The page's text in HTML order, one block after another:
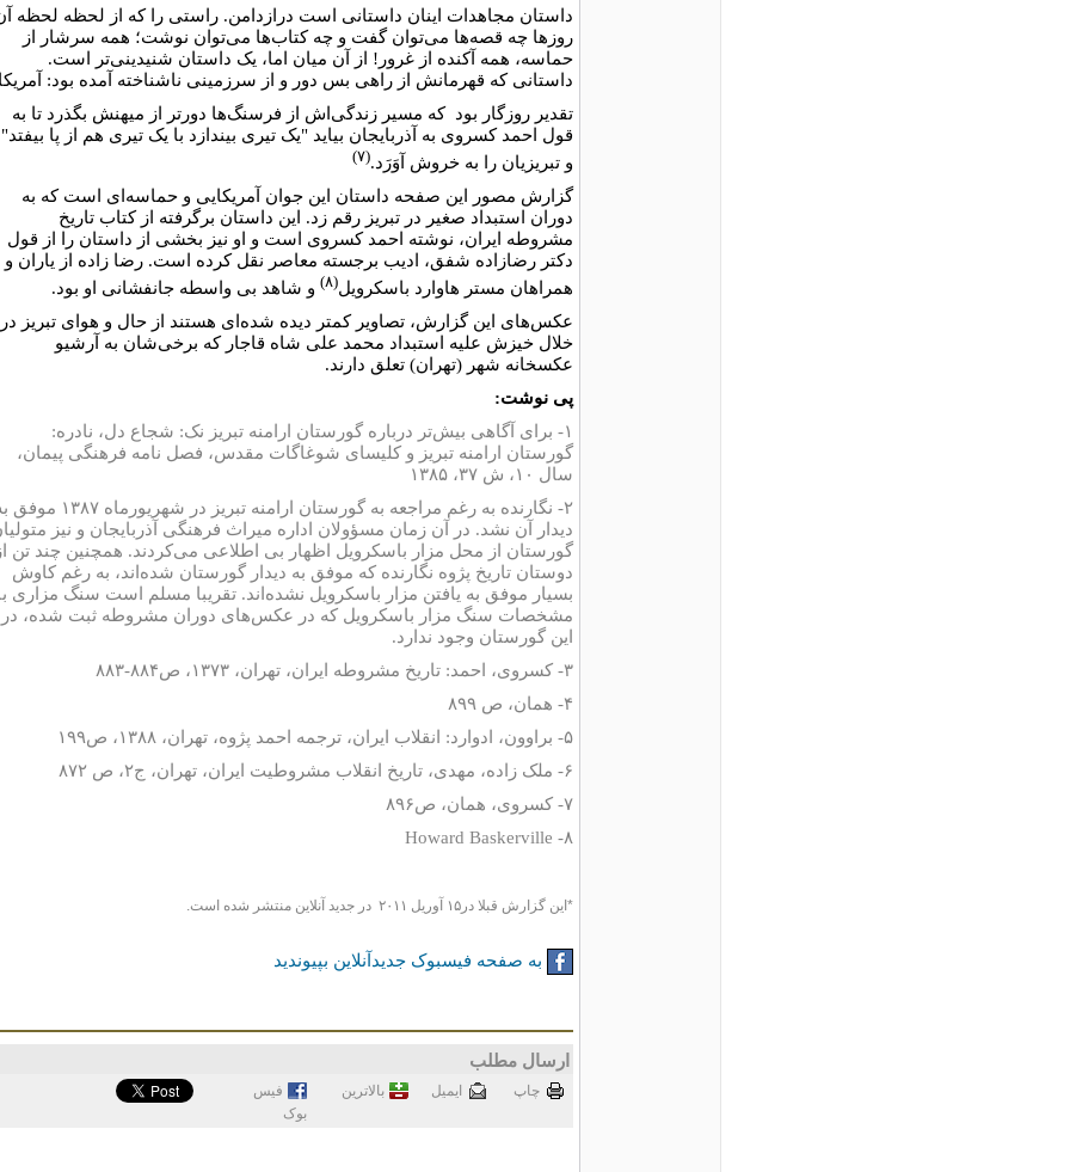
داستان مجاهدات اینان داستانی است درازدامن. راستی را که از لحظه لحظه
روزها چه قصه‌ها می‌توان گفت و چه کتاب‌ها می‌توان نوشت؛ همه سرشار از
حماسه، همه آکنده از غرور! از آن میان اما، یک داستان شنیدینی‌تر است.
داستانی که قهرمانش از راهی بس دور و از سرزمینی ناشناخته آمده بود:
تقدیر روزگار بود که مسیر زندگی‌اش از فرسنگ‌ها دورتر از میهنش بگذرد تا به
قول احمد کسروی به آذربایجان بیاید "یک تیری بیندازد با یک تیری هم از پا بیفتد"
و تبریزیان را به خروش آوَرَد.(۷)
گزارش مصور این صفحه داستان این جوان آمریکایی و حماسه‌ای است که به
دوران استبداد صغیر در تبریز رقم زد. این داستان برگرفته از کتاب تاریخ
مشروطه ایران، نوشته احمد کسروی است و او نیز بخشی از داستان را از قول
دکتر رضازاده شفق، ادیب برجسته معاصر نقل کرده است. رضا زاده از یاران و
همراهان مستر هاوارد باسکرویل(۸)
و شاهد بی واسطه جانفشانی او بود.
عکس‌های این گزارش، تصاویر کمتر دیده شده‌ای هستند از حال و هوای تبریز در
خلال خیزش علیه استبداد محمد علی شاه قاجار که برخی‌شان به آرشیو
عکسخانه شهر (تهران) تعلق دارند.
پی نوشت:
۱- برای آگاهی بیش‌تر درباره گورستان ارامنه تبریز نک: شجاع دل، نادره:
گورستان ارامنه تبریز و کلیسای شوغاگات مقدس، فصل نامه فرهنگی پیمان،
سال ۱۰، ش ۳۷، ۱۳۸۵
۲- نگارنده به رغم مراجعه به گورستان ارامنه تبریز در شهریورماه
دیدار آن نشد. در آن زمان مسؤولان اداره میراث فرهنگی آذربایجان و نیز
گورستان از محل مزار باسکرویل اظهار بی اطلاعی می‌کردند. همچنین چند تن
دوستان تاریخ پژوه نگارنده که موفق به دیدار گورستان شده‌اند، به رغم کاوش
بسیار موفق به یافتن مزار باسکرویل نشده‌اند. تقریبا مسلم است سنگ مزاری
مشخصات سنگ مزار باسکرویل که در عکس‌های دوران مشروطه ثبت شده، در
این گورستان وجود ندارد.
۳- کسروی، احمد: تاریخ مشروطه ایران، تهران، ۱۳۷۳، ص۸۸۴-۸۸۳
۴- همان، ص ۸۹۹
۵- براوون، ادوارد: انقلاب ایران، ترجمه احمد پژوه، تهران، ۱۳۸۸، ص۱۹۹
۶- ملک زاده، مهدی، تاریخ انقلاب مشروطیت ایران، تهران، ج۲، ص ۸۷۲
۷- کسروی، همان، ص۸۹۶
۸-
Howard Baskerville
*اين گزارش قبلا در۱۵ آوریل ۲۰۱۱ در جديد آنلاين منتشر شده است.
به صفحه فیسبوک جدیدآنلاین بپیوندید
ارسال مطلب
چاپ ايميل بالاترین
فيس
بوک